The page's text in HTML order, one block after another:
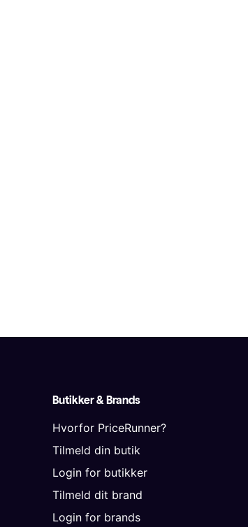
Butikker & Brands
Hvorfor PriceRunner?
Tilmeld din butik
Login for butikker
Tilmeld dit brand
Login for brands